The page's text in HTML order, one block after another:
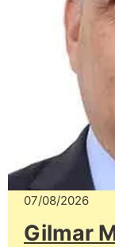
07/08/2026
Gilmar